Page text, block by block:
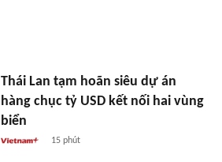
Thái Lan tạm hoãn siêu dự án
hàng chục tỷ USD kết nối hai vùng
biển
15 phút